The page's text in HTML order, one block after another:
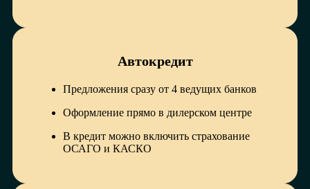
Автокредит
Предложения сразу от 4 ведущих банков
Оформление прямо в дилерском центре
В кредит можно включить страхование
ОСАГО и КАСКО